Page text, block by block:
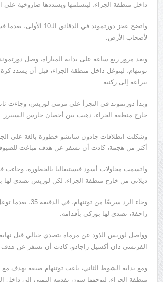
داخل منطقة الجزاء، ليتسلمها ويسددها صاروخية على
واتضح عجز دورتموند في
لأصحاب الأرض.
وبعد مرور ربع ساعة على بداية المباراة، وصل
توتنهام، ليتوغل داخل منطقة الجزاء، قبل أن يسدد
ببراعة إلى ركنية.
وبدأ دورتموند في التجرأ على مرمى لوريس، وجاءت
خارج منطقة الجزاء، ذهبت بين أحضان حارس السبيرز.
وشكلت انطلاقات جادون سانشو خطورة بالغة على
أكثر من هجمة، كادت أن تسفر عن هدف مباغت
واتسمت محاولات أسود فيستيفاليا بالخطورة،
ديلاني من خارج منطقة الجزاء، لكن لوريس تصدى لها
وجاء الرد سريعًا
زاحفة، تصدى لها بوركي بأقدامه.
وواصل لوريس الذود عن مرماه بتصدي خيالي قبل
الفرنسي دان أكسيل زاجادو، كادت أن تسفر عن هدف
ومع بداية الشوط الثاني، باغت توتنهام ضيفه بهدف
منطقة الجزاء، ليوجهها سون بقدمه اليمنى إلى داخل